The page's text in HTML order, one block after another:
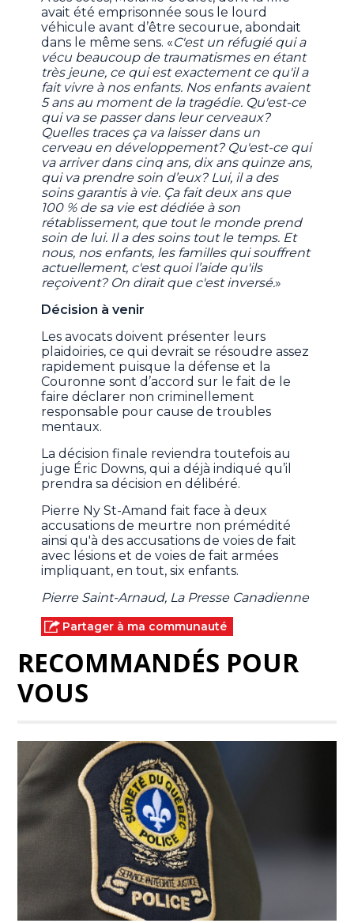
avait été emprisonnée sous le lourd
véhicule avant d’être secourue, abondait
dans le même sens. «C'est un réfugié qui a
vécu beaucoup de traumatismes en étant
très jeune, ce qui est exactement ce qu'il a
fait vivre à nos enfants. Nos enfants avaient
5 ans au moment de la tragédie. Qu'est-ce
qui va se passer dans leur cerveaux?
Quelles traces ça va laisser dans un
cerveau en développement? Qu'est-ce qui
va arriver dans cinq ans, dix ans quinze ans,
qui va prendre soin d’eux? Lui, il a des
soins garantis à vie. Ça fait deux ans que
100 % de sa vie est dédiée à son
rétablissement, que tout le monde prend
soin de lui. Il a des soins tout le temps. Et
nous, nos enfants, les familles qui souffrent
actuellement, c'est quoi l’aide qu'ils
reçoivent? On dirait que c'est inversé.»
Décision à venir
Les avocats doivent présenter leurs
plaidoiries, ce qui devrait se résoudre assez
rapidement puisque la défense et la
Couronne sont d’accord sur le fait de le
faire déclarer non criminellement
responsable pour cause de troubles
mentaux.
La décision finale reviendra toutefois au
juge Éric Downs, qui a déjà indiqué qu’il
prendra sa décision en délibéré.
Pierre Ny St-Amand fait face à deux
accusations de meurtre non prémédité
ainsi qu'à des accusations de voies de fait
avec lésions et de voies de fait armées
impliquant, en tout, six enfants.
Pierre Saint-Arnaud, La Presse Canadienne
Partager à ma communauté
RECOMMANDÉS POUR
VOUS